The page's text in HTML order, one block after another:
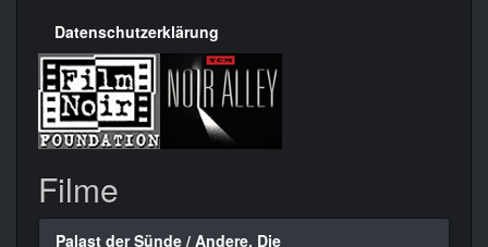
Datenschutzerklärung
Filme
Palast der Sünde / Andere, Die